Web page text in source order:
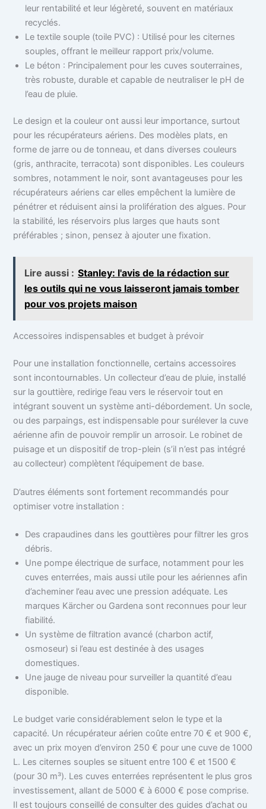
leur rentabilité et leur légèreté, souvent en matériaux
recyclés.
Le textile souple (toile PVC) : Utilisé pour les citernes
souples, offrant le meilleur rapport prix/volume.
Le béton : Principalement pour les cuves souterraines,
très robuste, durable et capable de neutraliser le pH de
l’eau de pluie.
Le design et la couleur ont aussi leur importance, surtout
pour les récupérateurs aériens. Des modèles plats, en
forme de jarre ou de tonneau, et dans diverses couleurs
(gris, anthracite, terracota) sont disponibles. Les couleurs
sombres, notamment le noir, sont avantageuses pour les
récupérateurs aériens car elles empêchent la lumière de
pénétrer et réduisent ainsi la prolifération des algues. Pour
la stabilité, les réservoirs plus larges que hauts sont
préférables ; sinon, pensez à ajouter une fixation.
Lire aussi : Stanley: l'avis de la rédaction sur
les outils qui ne vous laisseront jamais tomber
pour vos projets maison
Accessoires indispensables et budget à prévoir
Pour une installation fonctionnelle, certains accessoires
sont incontournables. Un collecteur d’eau de pluie, installé
sur la gouttière, redirige l’eau vers le réservoir tout en
intégrant souvent un système anti-débordement. Un socle,
ou des parpaings, est indispensable pour surélever la cuve
aérienne afin de pouvoir remplir un arrosoir. Le robinet de
puisage et un dispositif de trop-plein (s’il n’est pas intégré
au collecteur) complètent l’équipement de base.
D’autres éléments sont fortement recommandés pour
optimiser votre installation :
Des crapaudines dans les gouttières pour filtrer les gros
débris.
Une pompe électrique de surface, notamment pour les
cuves enterrées, mais aussi utile pour les aériennes afin
d’acheminer l’eau avec une pression adéquate. Les
marques Kärcher ou Gardena sont reconnues pour leur
fiabilité.
Un système de filtration avancé (charbon actif,
osmoseur) si l’eau est destinée à des usages
domestiques.
Une jauge de niveau pour surveiller la quantité d’eau
disponible.
Le budget varie considérablement selon le type et la
capacité. Un récupérateur aérien coûte entre 70 € et 900 €,
avec un prix moyen d’environ 250 € pour une cuve de 1000
L. Les citernes souples se situent entre 100 € et 1500 €
(pour 30 m³). Les cuves enterrées représentent le plus gros
investissement, allant de 5000 € à 6000 € pose comprise.
Il est toujours conseillé de consulter des guides d’achat ou